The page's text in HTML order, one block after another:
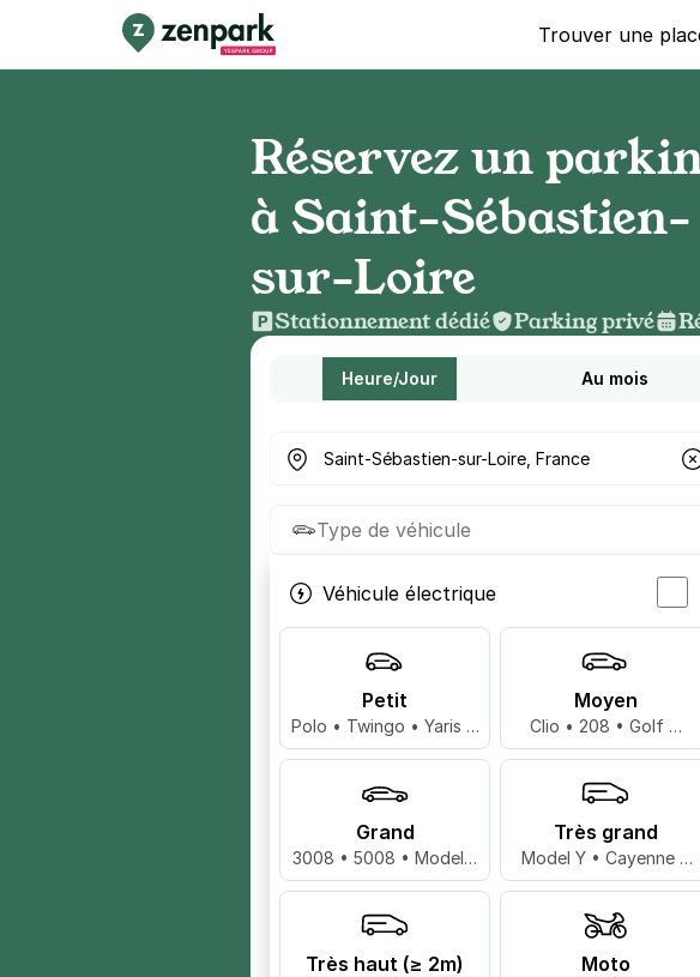
Trouver une
Réservez un
à Saint-Sébastien-
sur-Loire
Stationnement dédié Parking privé
Heure/Jour Au mois
Où cherchez-vous un parking ?
Type de véhicule
Véhicule électrique
Petit
Polo • Twingo • Yaris …
Moyen
Clio • 208 • Golf …
Grand
3008 • 5008 • Model 3
…
Très grand
Model Y • Cayenne •
X5 …
Très haut (≥ 2m) Moto